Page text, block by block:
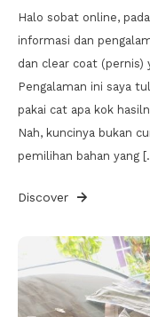
Halo sobat online,
informasi dan
dan clear coat (pernis)
Pengalaman ini saya
pakai cat apa kok
Nah, kuncinya bukan
pemilihan bahan yang
Discover